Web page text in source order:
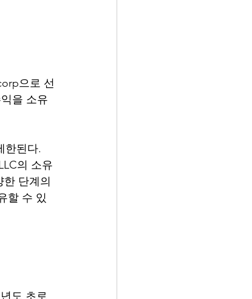
으로 선
을 소유
한된다.
의 소유
단계의
할 수 있
도 초로